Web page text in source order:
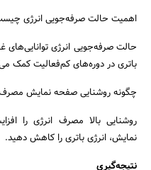
اهمیت حالت صرفه‌جویی انرژی
حالت صرفه‌جویی انرژی توانایی‌های
باتری در دوره‌های کم‌فعالیت کمک
چگونه روشنایی صفحه نمایش مصرف
روشنایی بالا مصرف انرژی را
نمایش، انرژی باتری را کاهش دهید.
نتیجه‌گیری